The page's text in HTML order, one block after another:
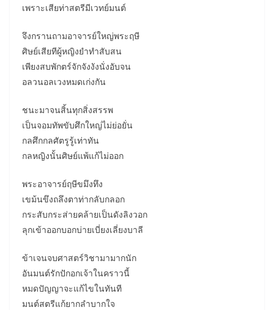
เพราะเสียท่าสตรีมีเวทย์มนต์
จึงกรานถามอาจารย์ใหญ่พระฤษี
ศิษย์เสียทีผู้หญิงยำทำสับสน
เพียงสบพักตร์จักจังงังนั่งอับจน
อลวนอลเวงหมดเก่งกัน
ชนะมาจนสิ้นทุกสิ่งสรรพ
เป็นจอมทัพขับศึกใหญ่ไม่ย่อยั่น
กลศึกกลศัตรูรู้เท่าทัน
กลหญิงนั้นศิษย์แพ้แก้ไม่ออก
พระอาจารย์ฤษีขมึงทึง
เขม้นขึงถลึงตาท่ากลับกลอก
กระสับกระส่ายคล้ายเป็นดังลิงวอก
ลุกเข้าออกบอกบ่ายเบี่ยงเลี่ยงบาลี
ข้าเจนจบศาสตร์วิชามามากนัก
อันมนต์รักปักอกเจ้าในคราวนี้
หมดปัญญาจะแก้ไขในทันที
มนต์สตรีแก้ยากลำบากใจ